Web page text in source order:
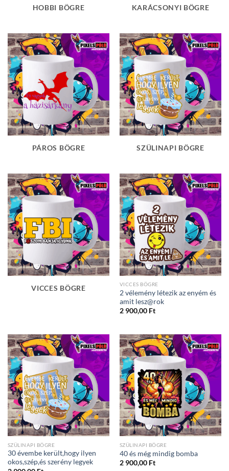
HOBBI BÖGRE KARÁCSONYI BÖGRE
PÁROS BÖGRE SZÜLINAPI BÖGRE
VICCES BÖGRE VICCES BÖGRE
2 vélemény létezik az enyém és
amit lesz@rok
2 900,00 Ft
SZÜLINAPI BÖGRE
30 évembe került,hogy ilyen
okos,szép,és szerény legyek
SZÜLINAPI BÖGRE
40 és még mindig bomba
2 900,00 Ft